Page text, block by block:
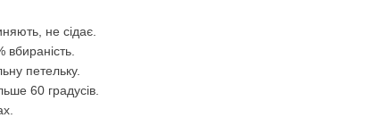
не сідає.
вбираність.
петельку.
60 градусів.